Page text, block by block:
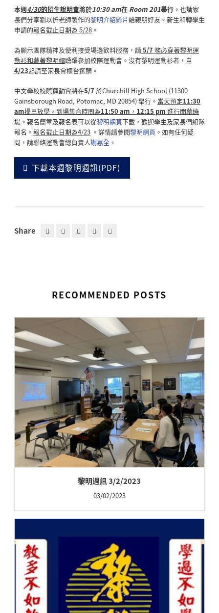
本週4/30的招生說明會將於10:30 am在Room 201舉行。也請家
長們分享劉以忻老師製作的黎明介紹影片給親朋好友。新生和轉學生
申請的報名截止日期為 5/28。
為顯示團隊精神及便利接受場邊飲料服務，請5/7 務必穿著黎明運
動衫和戴著黎明帽踴躍參加校際運動會。沒有黎明運動衫者，自
4/23起請至家長會櫃台選購。
中文學校校際運動會將在5/7 於Churchill High School (11300
Gainsborough Road, Potomac, MD 20854) 舉行。 當天預定11:30
am提早放學，到場集合時間為11:50 am ， 12:15 pm 進行開幕繞
場。報名簡章及報名表可以從黎明網頁下載，歡迎學生及家長們組隊
報名。 報名截止日期為4/23。詳情請參閱黎明網頁 。如有任何疑
問，請聯絡運動會總負責人謝惠全。
下載本週黎明週訊(PDF)
Share
RECOMMENDED POSTS
黎明週訊 3/2/2023
03/02/2023